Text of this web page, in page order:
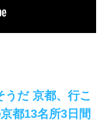
うだ 京都、行こ
都13名所3日間